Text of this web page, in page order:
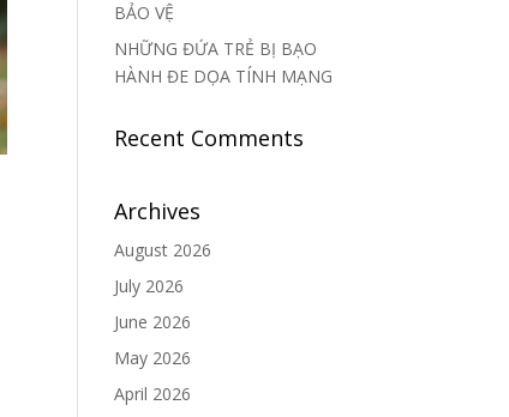
BẢO VỆ
NHỮNG ĐỨA TRẺ BỊ BẠO
HÀNH ĐE DỌA TÍNH MẠNG
Recent Comments
Archives
August 2026
July 2026
June 2026
May 2026
April 2026